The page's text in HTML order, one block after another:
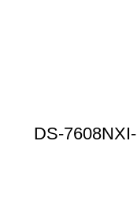
دستگاه رکوردر تحت شبکه DS-7608NXI-